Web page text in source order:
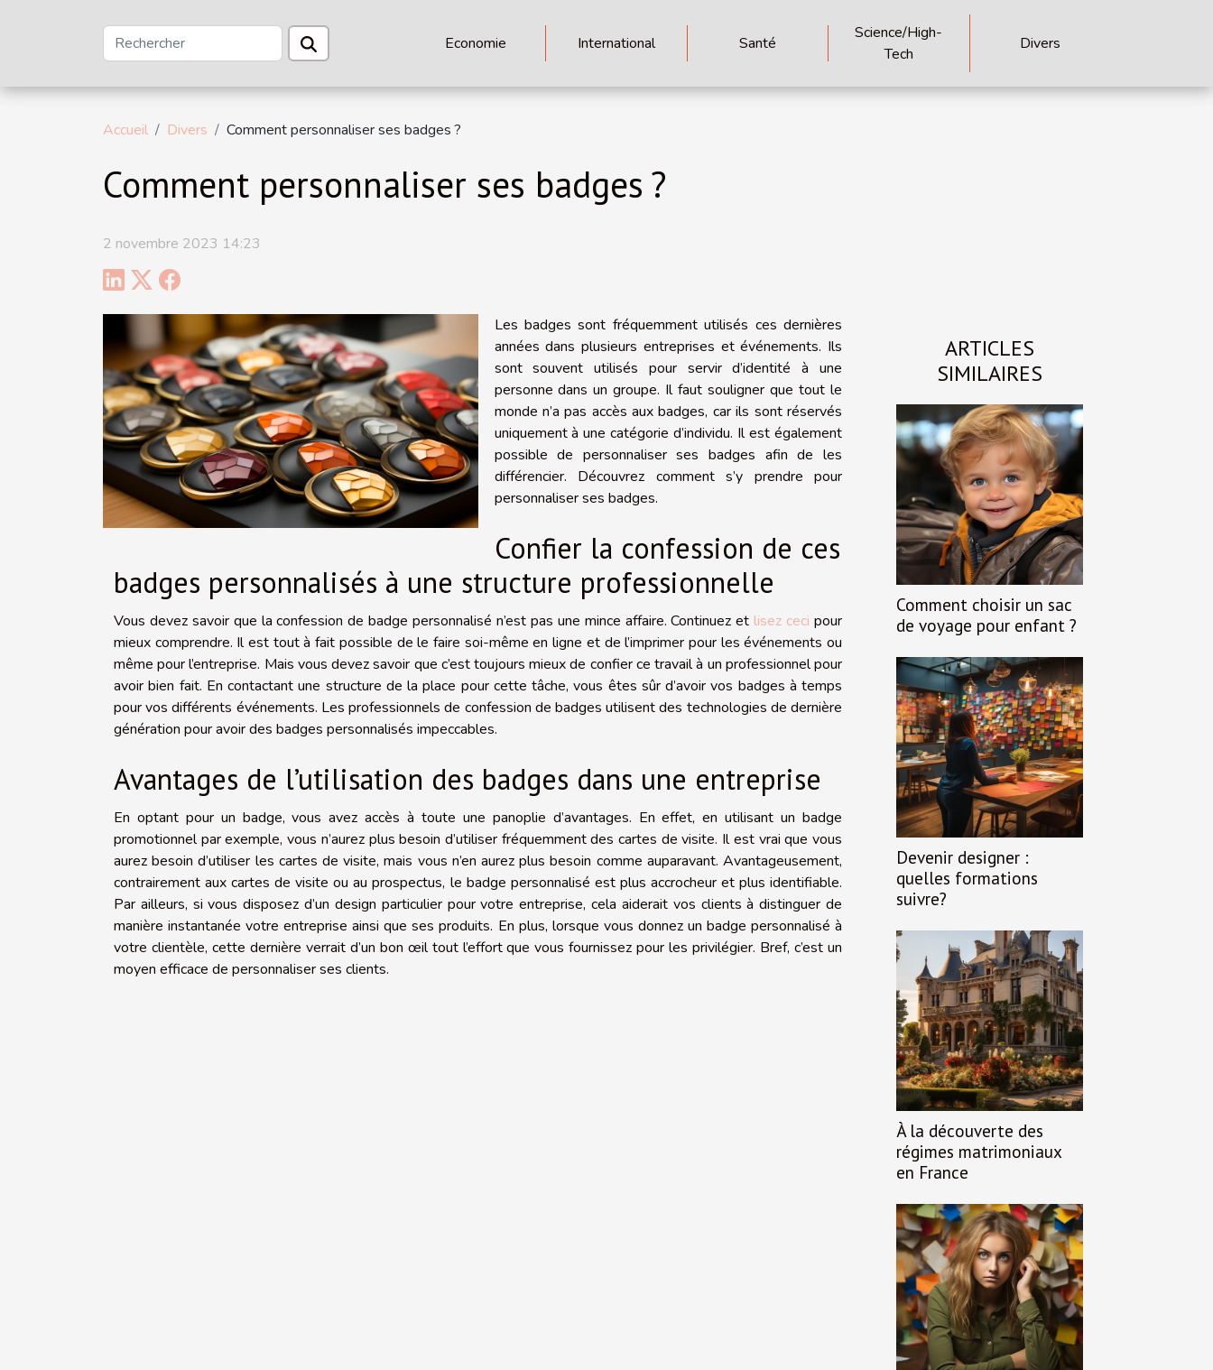
Economie International Santé
Science/High-
Tech
Divers
Accueil Divers Comment personnaliser ses badges ?
Comment personnaliser ses badges ?
2 novembre 2023 14:23
Les badges sont fréquemment utilisés ces dernières
années dans plusieurs entreprises et événements. Ils
sont souvent utilisés pour servir d’identité à une
personne dans un groupe. Il faut souligner que tout le
monde n’a pas accès aux badges, car ils sont réservés
uniquement à une catégorie d’individu. Il est également
possible de personnaliser ses badges afin de les
différencier. Découvrez comment s’y prendre pour
personnaliser ses badges.
Confier la confession de ces
badges personnalisés à une structure professionnelle
Vous devez savoir que la confession de badge personnalisé n’est pas une mince affaire. Continuez et lisez ceci pour
mieux comprendre. Il est tout à fait possible de le faire soi-même en ligne et de l’imprimer pour les événements ou
même pour l’entreprise. Mais vous devez savoir que c’est toujours mieux de confier ce travail à un professionnel pour
avoir bien fait. En contactant une structure de la place pour cette tâche, vous êtes sûr d’avoir vos badges à temps
pour vos différents événements. Les professionnels de confession de badges utilisent des technologies de dernière
génération pour avoir des badges personnalisés impeccables.
Avantages de l’utilisation des badges dans une entreprise
En optant pour un badge, vous avez accès à toute une panoplie d’avantages. En effet, en utilisant un badge
promotionnel par exemple, vous n’aurez plus besoin d’utiliser fréquemment des cartes de visite. Il est vrai que vous
aurez besoin d’utiliser les cartes de visite, mais vous n’en aurez plus besoin comme auparavant. Avantageusement,
contrairement aux cartes de visite ou au prospectus, le badge personnalisé est plus accrocheur et plus identifiable.
Par ailleurs, si vous disposez d’un design particulier pour votre entreprise, cela aiderait vos clients à distinguer de
manière instantanée votre entreprise ainsi que ses produits. En plus, lorsque vous donnez un badge personnalisé à
votre clientèle, cette dernière verrait d’un bon œil tout l’effort que vous fournissez pour les privilégier. Bref, c’est un
moyen efficace de personnaliser ses clients.
ARTICLES
SIMILAIRES
Comment choisir un sac
de voyage pour enfant ?
Devenir designer :
quelles formations
suivre?
À la découverte des
régimes matrimoniaux
en France